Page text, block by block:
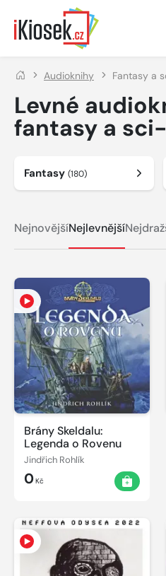
Přejít na hlavní obsah
Audioknihy Fantasy a
Levné
fantasy a
Fantasy (180)
NejnovějšíNejlevnější
Brány Skeldalu:
Legenda o Rovenu
Jindřich Rohlík
0Kč